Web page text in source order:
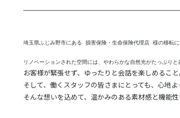
埼玉県ふじみ野市にある 損害保険・生命保険代理店 様の移転
リノベーションされた空間には、やわらかな自然光がたっぷり
お客様が緊張せず、ゆったりと会話を楽しめること
そして、働くスタッフの皆さまにとっても、心地
そんな想いを込めて、温かみのある素材感と機能